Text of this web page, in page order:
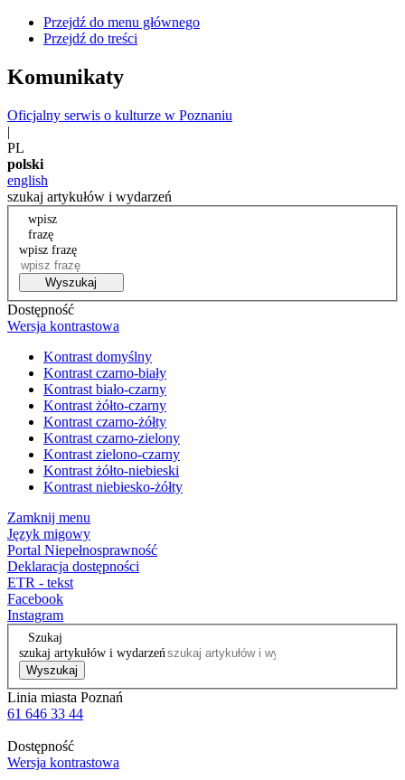
Przejdź do menu głównego
Przejdź do treści
Komunikaty
Oficjalny serwis o kulturze w Poznaniu
|
PL
polski
english
szukaj artykułów i wydarzeń
wpisz
frazę
wpisz frazę
Wyszukaj
Dostępność
Wersja kontrastowa
Kontrast domyślny
Kontrast czarno-biały
Kontrast biało-czarny
Kontrast żółto-czarny
Kontrast czarno-żółty
Kontrast czarno-zielony
Kontrast zielono-czarny
Kontrast żółto-niebieski
Kontrast niebiesko-żółty
Zamknij menu
Język migowy
Portal Niepełnosprawność
Deklaracja dostępności
ETR - tekst
Facebook
Instagram
Szukaj
szukaj artykułów i wydarzeń
Wyszukaj
Linia miasta Poznań
61 646 33 44
Dostępność
Wersja kontrastowa